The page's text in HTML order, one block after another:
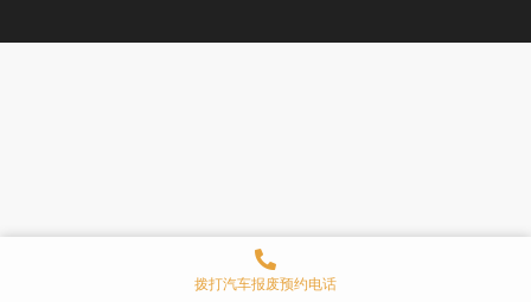
拨打汽车报废预约电话